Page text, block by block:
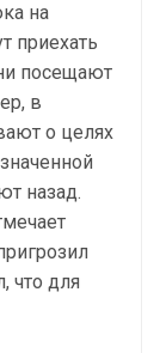
на
приехать
посещают
в
о целях
назад.
что для